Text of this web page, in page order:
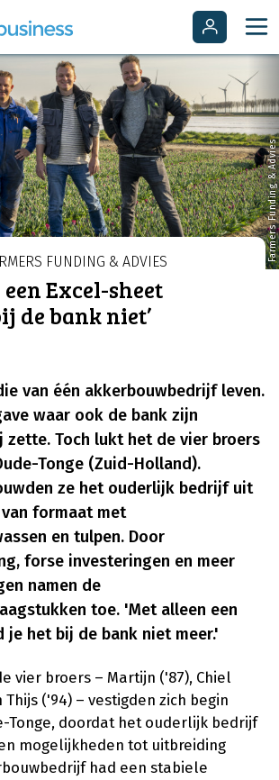
Farmers Funding & Advies
FUNDING & ADVIES
Excel-sheet
de bank niet’
van één akkerbouwbedrijf leven.
waar ook de bank zijn
zette. Toch lukt het de vier broers
Tonge (Zuid-Holland).
ze het ouderlijk bedrijf uit
formaat met
en tulpen. Door
forse investeringen en meer
namen de
toe. 'Met alleen een
je het bij de bank niet meer.'
vier broers – Martijn ('87), Chiel
Thijs ('94) – vestigden zich begin
Tonge, doordat het ouderlijk bedrijf
mogelijkheden tot uitbreiding
had een stabiele